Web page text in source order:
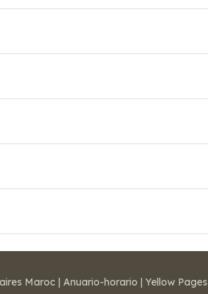
Maroc | Anuario-horario | Yellow Pages